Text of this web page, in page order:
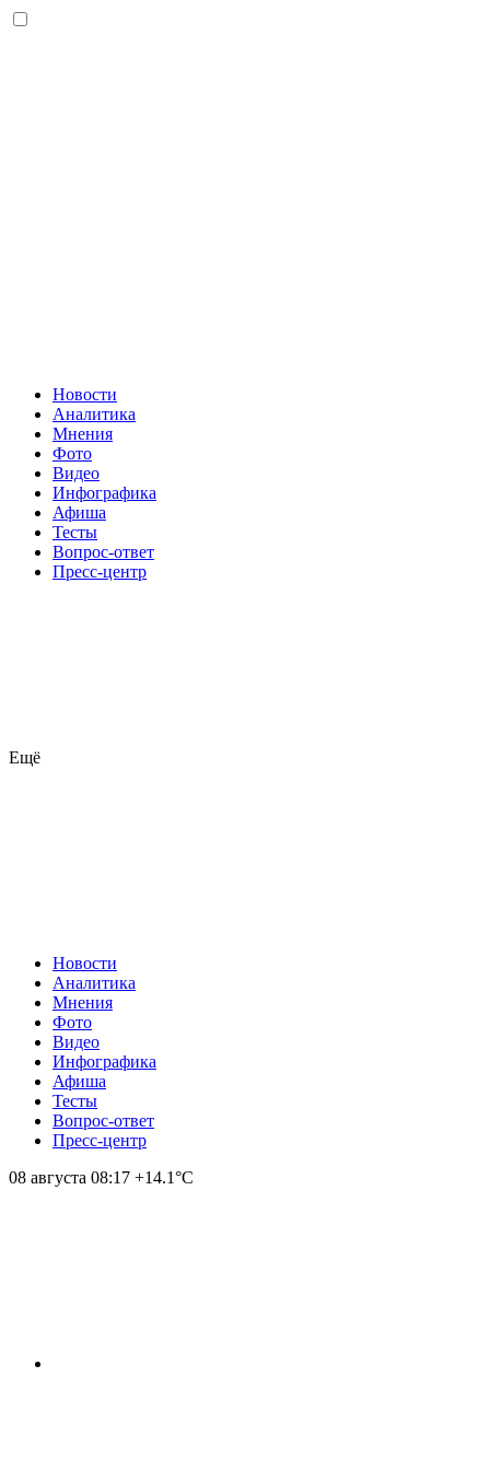
Новости
Аналитика
Мнения
Фото
Видео
Инфографика
Афиша
Тесты
Вопрос-ответ
Пресс-центр
Ещё
Новости
Аналитика
Мнения
Фото
Видео
Инфографика
Афиша
Тесты
Вопрос-ответ
Пресс-центр
08 августа 08:17 +14.1°С